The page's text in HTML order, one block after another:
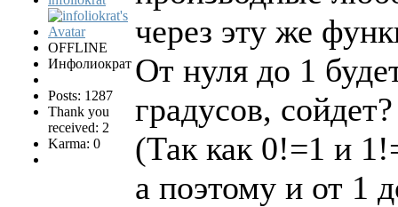
OFFLINE
Инфолиократ
Posts: 1287
Thank you
received: 2
Karma: 0
через эту же
От нуля до 1
градусов, сойдет?
(Так как 0!=1 и
а поэтому и от 1